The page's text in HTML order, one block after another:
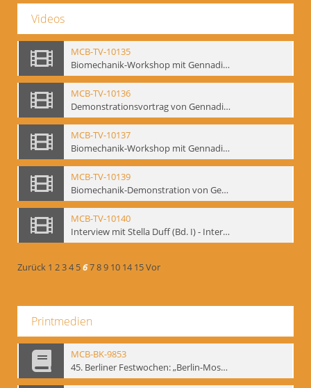
Videos
MCB-TV-10135
Biomechanik-Workshop mit Gennadij Bogdanow, Berlin 1991 - Interne Signatur: BM-vid-50
MCB-TV-10136
Demonstrationsvortrag von Gennadij Bogdanow, Frankfurt a.M., 1992 - Interne Signatur: BM-vid-51
MCB-TV-10137
Biomechanik-Workshop mit Gennadij Bogdanow, Mime Centrum Berlin, Oktober 1992 - Interne Signatur: BM-vid-53
MCB-TV-10139
Biomechanik-Demonstration von Gennadij Bogdanow im Filmtheater am Friedrichshain, Oktober 1992 - Interne Signatur: BM-vid-56
MCB-TV-10140
Interview mit Stella Duff (Bd. I) - Interne Signatur: BM-vid-57
Zurück 1 234 56789 10 14 15Vor
Printmedien
MCB-BK-9853
45. Berliner Festwochen: „Berlin-Moskau. Moskau-Berlin 1900-1950“, Berlin 1995 - interne Signatur: BM-prt-59-1